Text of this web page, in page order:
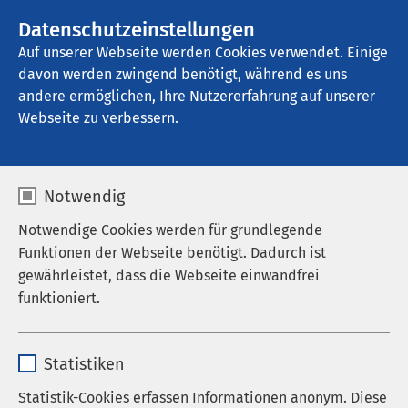
Datenschutzeinstellungen
Auf unserer Webseite werden Cookies verwendet. Einige
davon werden zwingend benötigt, während es uns
andere ermöglichen, Ihre Nutzererfahrung auf unserer
Webseite zu verbessern.
Notwendig
Notwendige Cookies werden für grundlegende
Funktionen der Webseite benötigt. Dadurch ist
gewährleistet, dass die Webseite einwandfrei
funktioniert.
Anbieter sgalinski
Statistiken
Statistik-Cookies erfassen Informationen anonym. Diese
AMEOS Klinikum Eutin